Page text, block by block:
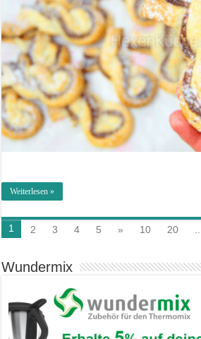
Weiterlesen »
1 2 3 4 5 » 10 20
Wundermix